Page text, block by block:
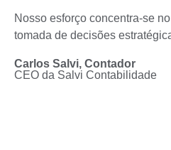
Nosso esforço concentra-se
tomada de decisões
Carlos Salvi, Contador
CEO da Salvi Contabilidade